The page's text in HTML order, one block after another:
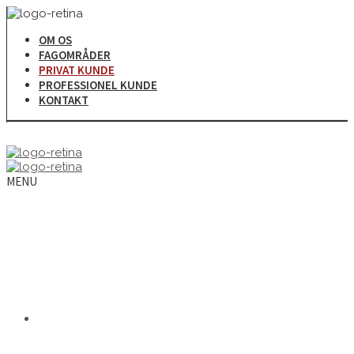
OM OS
FAGOMRÅDER
PRIVAT KUNDE
PROFESSIONEL KUNDE
KONTAKT